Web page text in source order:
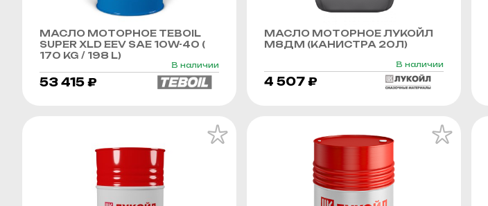
МАСЛО МОТОРНОЕ TEBOIL
SUPER XLD EEV SAE 10W-40 (
170 KG / 198 L)
В наличии
53 415 ₽
МАСЛО МОТОРНОЕ ЛУКОЙЛ
М8ДМ (КАНИСТРА 20Л)
В наличии
4 507 ₽